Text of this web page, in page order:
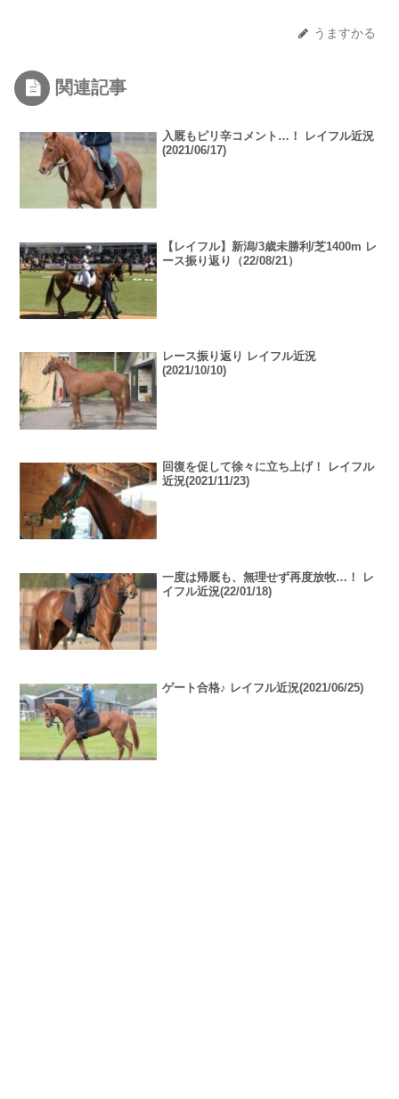
うますかる
関連記事
入厩もピリ辛コメント…！ レイフル近況
(2021/06/17)
【レイフル】新潟/3歳未勝利/芝1400m レ
ース振り返り（22/08/21）
レース振り返り レイフル近況
(2021/10/10)
回復を促して徐々に立ち上げ！ レイフル
近況(2021/11/23)
一度は帰厩も、無理せず再度放牧…！ レ
イフル近況(22/01/18)
ゲート合格♪ レイフル近況(2021/06/25)